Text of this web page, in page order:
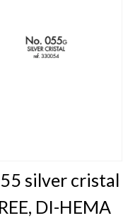
silver cristal
DI-HEMA